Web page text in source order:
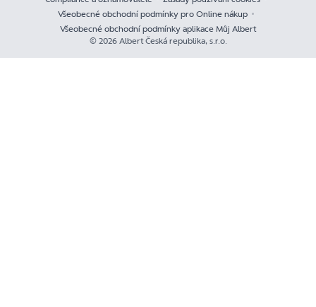
Všeobecné obchodní podmínky pro Online nákup
Všeobecné obchodní podmínky aplikace Můj Albert
© 2026 Albert Česká republika, s.r.o.